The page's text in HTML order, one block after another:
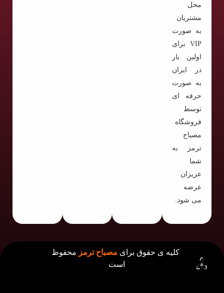
محل
مشتریان
به صورت
VIP برای
اولین بار
در ایران
به صورت
حرفه ای
توسط
فروشگاه
مصباح
ترمز به
شما
عزیزان
عرضه
می شود.
کلیه ی حقوق برای مصباح ترمز محفوظ
است